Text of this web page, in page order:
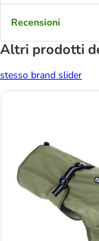
Recensioni
Altri prodotti
stesso brand slider